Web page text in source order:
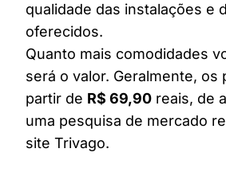
qualidade das instalações e
oferecidos.
Quanto mais comodidades
será o valor. Geralmente, os
partir de R$ 69,90 reais, de
uma pesquisa de mercado
site Trivago.